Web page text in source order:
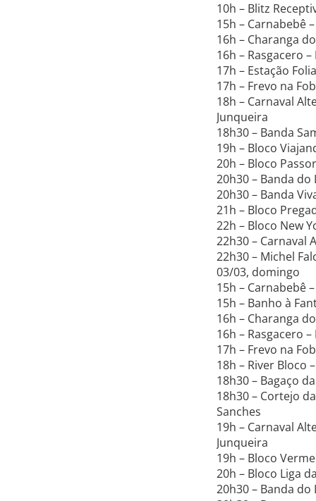
10h – Blitz
15h – Carnabebê
16h – Charanga
16h – Rasgacero
17h – Estação
17h – Frevo na
18h – Carnaval
Junqueira
18h30 – Banda
19h – Bloco
20h – Bloco
20h30 – Banda do
20h30 – Banda
21h – Bloco
22h – Bloco New
22h30 – Carnaval
22h30 – Michel
03/03, domingo
15h – Carnabebê
15h – Banho à
16h – Charanga
16h – Rasgacero
17h – Frevo na
18h – River Bloco
18h30 – Bagaço
18h30 – Cortejo
Sanches
19h – Carnaval
Junqueira
19h – Bloco
20h – Bloco Liga
20h30 – Banda do